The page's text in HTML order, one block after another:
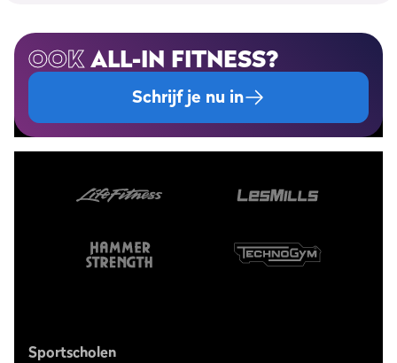
OOKALL-IN FITNESS?
Schrijf je nu in
Sportscholen